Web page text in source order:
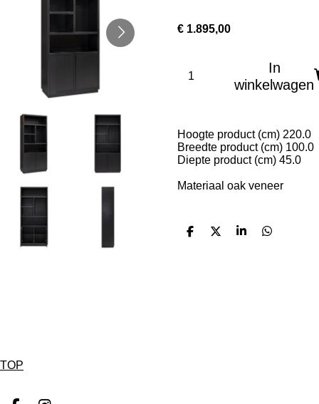
€ 1.895,00
In
winkelwagen
Hoogte product (cm) 220.0
Breedte product (cm) 100.0
Diepte product (cm) 45.0
Materiaal oak veneer
D
D
S
D
TOP